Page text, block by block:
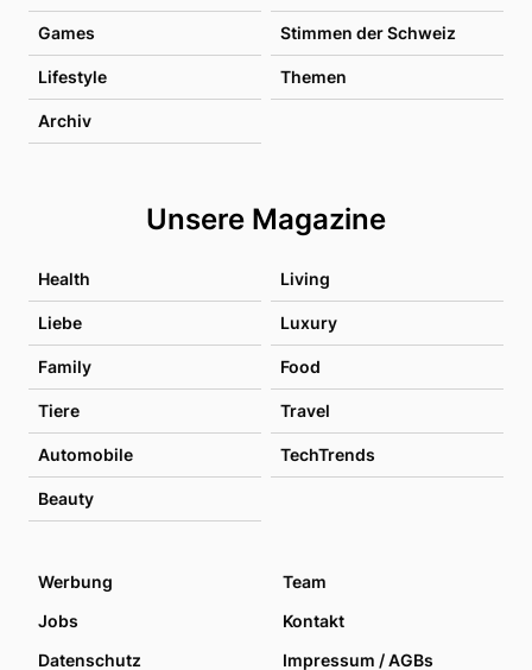
Games Stimmen der Schweiz
Lifestyle Themen
Archiv
Unsere Magazine
Health Living
Liebe Luxury
Family Food
Tiere Travel
Automobile TechTrends
Beauty
Werbung
Team
Jobs
Kontakt
Datenschutz
Impressum / AGBs